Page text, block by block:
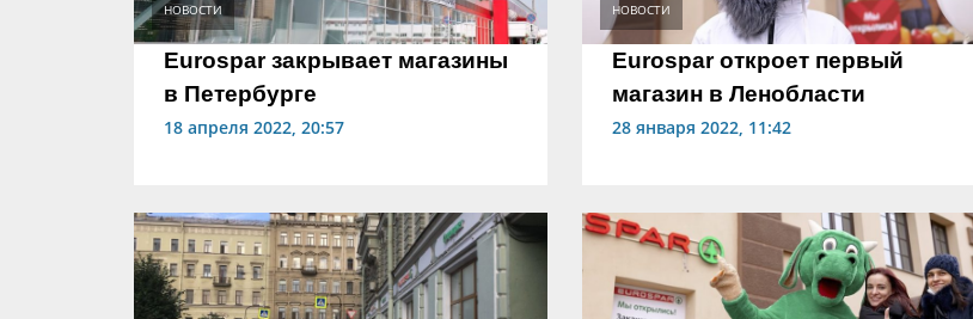
НОВОСТИ
Eurospar закрывает магазины
в Петербурге
18 апреля 2022, 20:57
НОВОСТИ
Eurospar откроет первый
магазин в Ленобласти
28 января 2022, 11:42